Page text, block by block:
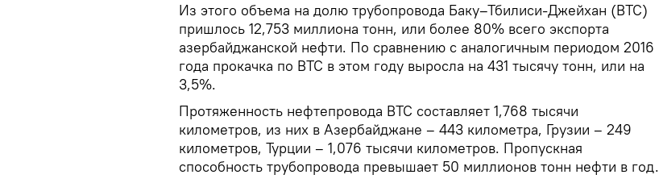
Из этого объема на долю трубопровода Баку–Тбилиси-Джейхан (ВТС)
пришлось 12,753 миллиона тонн, или более 80% всего экспорта
азербайджанской нефти. По сравнению с аналогичным периодом 2016
года прокачка по ВТС в этом году выросла на 431 тысячу тонн, или на
3,5%.
Протяженность нефтепровода ВТС составляет 1,768 тысячи
километров, из них в Азербайджане – 443 километра, Грузии – 249
километров, Турции – 1,076 тысячи километров. Пропускная
способность трубопровода превышает 50 миллионов тонн нефти в год.